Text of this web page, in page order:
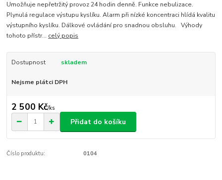
Umožňuje nepřetržitý provoz 24 hodin denně. Funkce nebulizace.
Plynulá regulace výstupu kyslíku. Alarm při nízké koncentraci hlídá kvalitu
výstupního kyslíku. Dálkové ovládání pro snadnou obsluhu. Výhody
tohoto přístr... celý popis
Dostupnost skladem
Nejsme plátci DPH
2 500 Kč/ks
Přidat do košíku
Číslo produktu: 0104